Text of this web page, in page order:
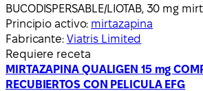
BUCODISPERSABLE/LIOTAB, 30 mg
Principio activo: mirtazapina
Fabricante: Viatris Limited
Requiere receta
MIRTAZAPINA QUALIGEN 15 mg
RECUBIERTOS CON PELICULA EFG